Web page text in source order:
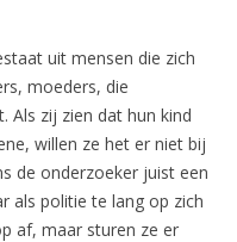
uit mensen die zich
moeders, die
Als zij zien dat hun kind
willen ze het er niet bij
de onderzoeker juist een
als politie te lang op zich
af, maar sturen ze er